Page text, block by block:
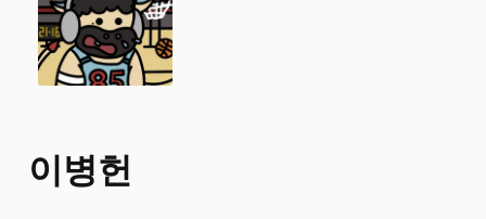
이병헌